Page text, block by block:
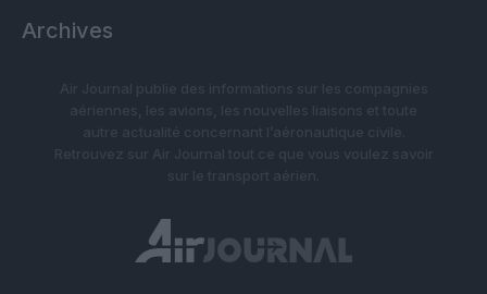
Archives